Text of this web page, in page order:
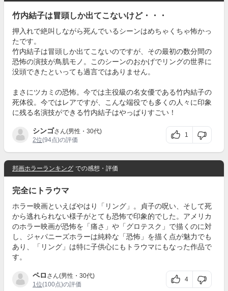
竹内結子は冒頭しか出てこないけど・・・
押入れで絶叫しながら死んでいるシーンはめちゃくちゃ怖かっ
たです。
竹内結子は冒頭しか出てこないのですが、その最初の数分間の
恐怖の演技が鳥肌モノ。このシーンのおかげでリングの世界に
没頭できたといっても過言ではありません。
まさにツカミの恐怖。今では主役級の名女優である竹内結子の
死体役。今ではレアですが、こんな端役でも多くの人々に印象
に残る名演技ができる竹内結子はやっぱりすごい！
シンゴさん(男性・30代)
2位(94点)の評価
1
邦画ホラーランキング での感想・評価
完全にトラウマ
ホラー映画といえばやはり「リング」。貞子の呪い、そして死
から逃れられない様子がとても恐怖で印象的でした。アメリカ
のホラー映画が恐怖を「痛さ」や「グロテスク」で描くのに対
し、ジャパニーズホラーは純粋な「恐怖」を描く点が魅力でも
あり、「リング」は特に子供心にもトラウマにもなった作品で
す。
ペロ さん(男性・30代)
1位(100点)の評価
4